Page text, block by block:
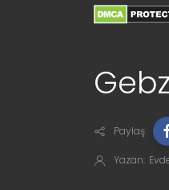
Paylaş
Yazan: